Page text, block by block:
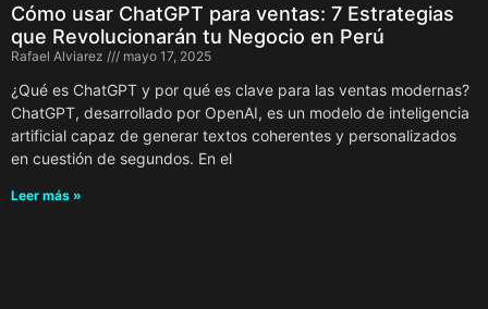
Cómo usar ChatGPT para ventas: 7 Estrategias
que Revolucionarán tu Negocio en Perú
Rafael Alviarez mayo 17, 2025
¿Qué es ChatGPT y por qué es clave para las ventas modernas?
ChatGPT, desarrollado por OpenAI, es un modelo de inteligencia
artificial capaz de generar textos coherentes y personalizados
en cuestión de segundos. En el
Leer más »